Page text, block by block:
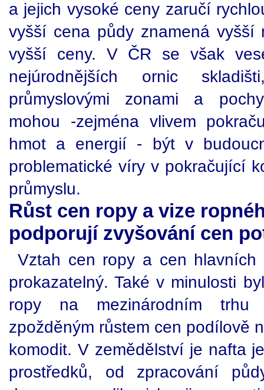
a jejich vysoké ceny zaručí
vyšší cena půdy znamená
vyšší ceny. V ČR se však
nejúrodnějších ornic
průmyslovými zonami a
mohou -zejména vlivem
hmot a energií - být v
problematické víry v pokračující
průmyslu.
Růst cen ropy a vize
podporují zvyšování cen
Vztah cen ropy a cen hlavních
prokazatelný. Také v minulosti
ropy na mezinárodním trhu
zpožděným růstem cen podílově
komodit. V zemědělství je nafta
prostředků, od zpracování